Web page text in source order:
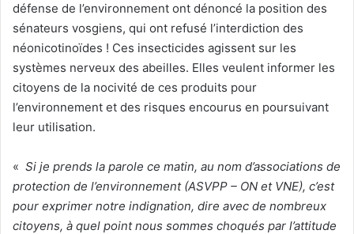
o
y
e
r
u
n
c
u
défense de l’environnement ont dénoncé la position des
sénateurs vosgiens, qui ont refusé l’interdiction des
néonicotinoïdes ! Ces insecticides agissent sur les
systèmes nerveux des abeilles. Elles veulent informer les
citoyens de la nocivité de ces produits pour
l’environnement et des risques encourus en poursuivant
leur utilisation.
« Si je prends la parole ce matin, au nom d’associations de
protection de l’environnement (ASVPP – ON et VNE), c’est
pour exprimer notre indignation, dire avec de nombreux
citoyens, à quel point nous sommes choqués par l’attitude